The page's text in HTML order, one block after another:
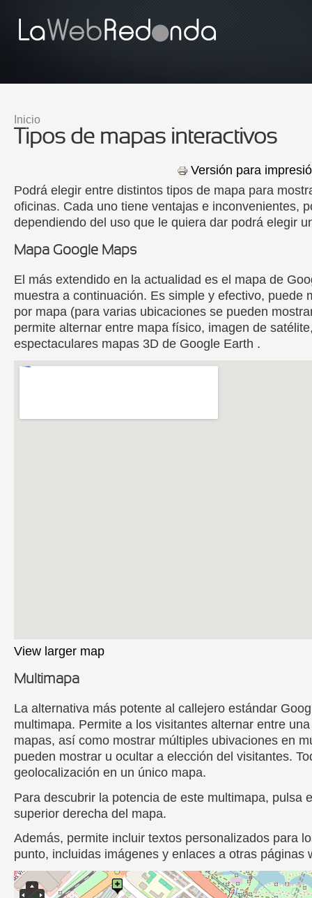
Se encuentra usted aquí
Inicio
Tipos de mapas interactivos
Versión para
Podrá elegir entre distintos tipos de mapa para
oficinas. Cada uno tiene ventajas e inconvenientes,
dependiendo del uso que le quiera dar podrá elegir
Mapa Google Maps
El más extendido en la actualidad es el mapa de
muestra a continuación. Es simple y efectivo, puede
por mapa (para varias ubicaciones se pueden
permite alternar entre mapa físico, imagen de
espectaculares mapas 3D de Google Earth .
View larger map
Multimapa
La alternativa más potente al callejero estándar
multimapa. Permite a los visitantes alternar entre
mapas, así como mostrar múltiples ubivaciones en
pueden mostrar u ocultar a elección del visitantes.
geolocalización en un único mapa.
Para descubrir la potencia de este multimapa, pulsa
superior derecha del mapa.
Además, permite incluir textos personalizados para
punto, incluidas imágenes y enlaces a otras páginas